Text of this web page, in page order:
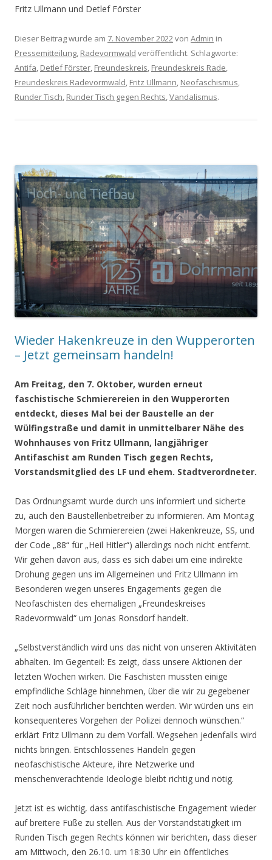
Fritz Ullmann und Detlef Förster
Dieser Beitrag wurde am 7. November 2022 von Admin in
Pressemitteilung Radevormwald veröffentlicht. Schlagworte:
Antifa Detlef Förster Freundeskreis Freundeskreis Rade
Freundeskreis Radevormwald Fritz Ullmann Neofaschismus
Runder Tisch Runder Tisch gegen Rechts Vandalismus.
Wieder Hakenkreuze in den Wupperorten
– Jetzt gemeinsam handeln!
Am Freitag, den 7. Oktober, wurden erneut
faschistische Schmierereien in den Wupperorten
entdeckt, dieses Mal bei der Baustelle an der
Wülfingstraße und damit in unmittelbarer Nähe des
Wohnhauses von Fritz Ullmann, langjähriger
Antifaschist am Runden Tisch gegen Rechts,
Vorstandsmitglied des LF und ehem. Stadtverordneter.
Das Ordnungsamt wurde durch uns informiert und sicherte
zu, auch den Baustellenbetreiber zu informieren. Am Montag
Morgen waren die Schmierereien (zwei Hakenkreuze, SS, und
der Code „88“ für „Heil Hitler“) allerdings noch nicht entfernt.
Wir gehen davon aus, dass es sich dabei um eine indirekte
Drohung gegen uns im Allgemeinen und Fritz Ullmann im
Besonderen wegen unseres Engagements gegen die
Neofaschisten des ehemaligen „Freundeskreises
Radevormwald“ um Jonas Ronsdorf handelt.
„Selbstverständlich wird uns das nicht von unseren Aktivitäten
abhalten. Im Gegenteil: Es zeigt, dass unsere Aktionen der
letzten Wochen wirken. Die Faschisten mussten einige
empfindliche Schläge hinnehmen, über die wir zu gegebener
Zeit noch ausführlicher berichten werden. Wir würden uns ein
konsequenteres Vorgehen der Polizei dennoch wünschen.“
erklärt Fritz Ullmann zu dem Vorfall. Wegsehen jedenfalls wird
nichts bringen. Entschlossenes Handeln gegen
neofaschistische Akteure, ihre Netzwerke und
menschenverachtende Ideologie bleibt richtig und nötig.
Jetzt ist es wichtig, dass antifaschistische Engagement wieder
auf breitere Füße zu stellen. Aus der Vorstandstätigkeit im
Runden Tisch gegen Rechts können wir berichten, dass dieser
am Mittwoch, den 26.10. um 18:30 Uhr ein öffentliches